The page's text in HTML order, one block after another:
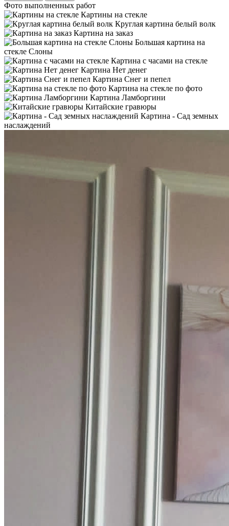
Фото выполненных работ
Картины на стекле
Круглая картина белый волк
Картина на заказ
Большая картина на
стекле Слоны
Картина с часами на стекле
Картина Нет денег
Картина Снег и пепел
Картина на стекле по фото
Картина Ламборгини
Китайские гравюры
Картина - Сад земных
наслаждений